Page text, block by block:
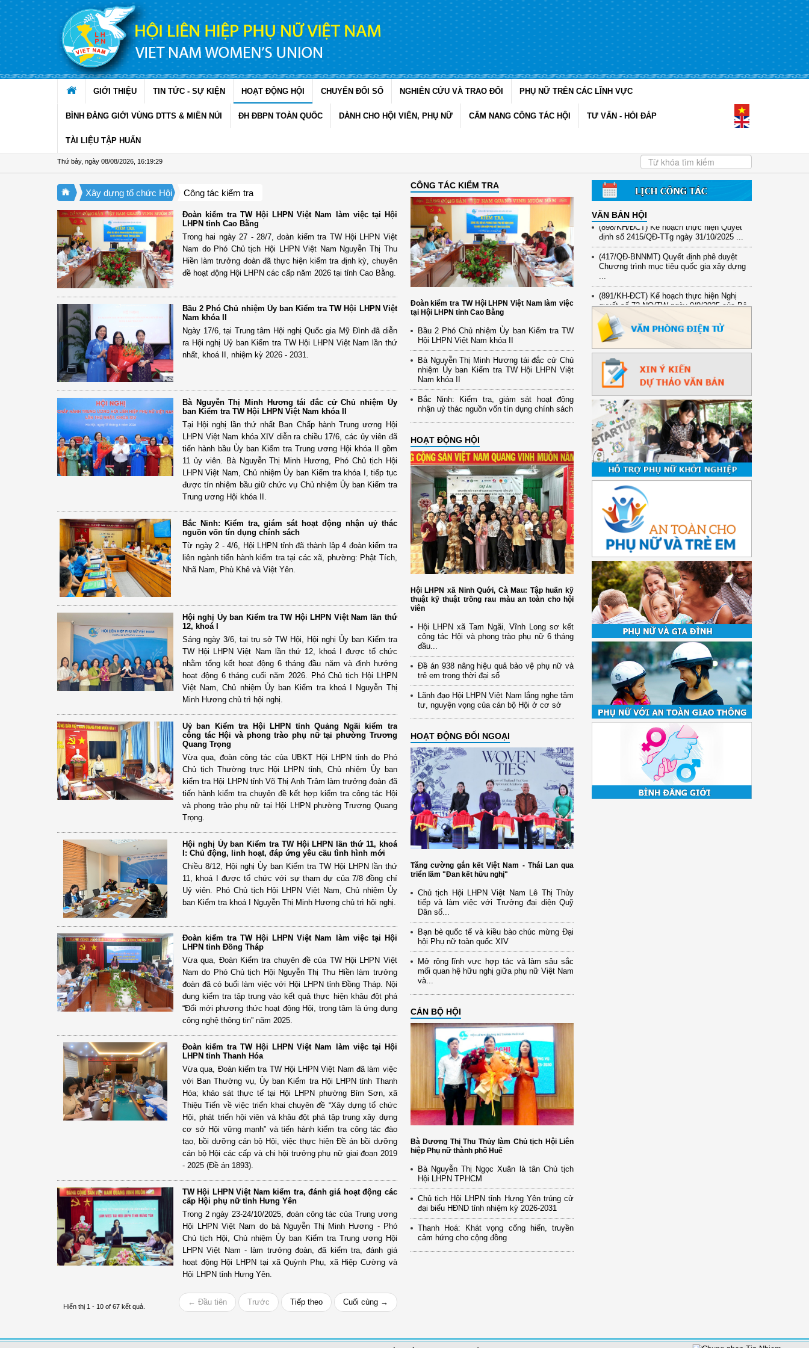
Truy cập nội dung luôn
GIỚI THIỆU TIN TỨC - SỰ KIỆN HOẠT ĐỘNG HỘI CHUYỂN ĐỔI SỐ NGHIÊN CỨU VÀ TRAO ĐỔI PHỤ NỮ TRÊN CÁC LĨNH VỰC
BÌNH ĐẲNG GIỚI VÙNG DTTS & MIỀN NÚI ĐH ĐBPN TOÀN QUỐC DÀNH CHO HỘI VIÊN, PHỤ NỮ CẨM NANG CÔNG TÁC HỘI TƯ VẤN - HỎI ĐÁP
TÀI LIỆU TẬP HUẤN
Thứ bảy, ngày 08/08/2026 16:19:30
Xây dựng tổ chức Hội Công tác kiểm tra
Đoàn kiểm tra TW Hội LHPN Việt Nam làm việc tại Hội
LHPN tỉnh Cao Bằng
Trong hai ngày 27 - 28/7, đoàn kiểm tra TW Hội LHPN Việt
Nam do Phó Chủ tịch Hội LHPN Việt Nam Nguyễn Thị Thu
Hiền làm trưởng đoàn đã thực hiện kiểm tra định kỳ, chuyên
đề hoạt động Hội LHPN các cấp năm 2026 tại tỉnh Cao Bằng.
Bầu 2 Phó Chủ nhiệm Ủy ban Kiểm tra TW Hội LHPN Việt
Nam khóa II
Ngày 17/6, tại Trung tâm Hội nghị Quốc gia Mỹ Đình đã diễn
ra Hội nghị Uỷ ban Kiểm tra TW Hội LHPN Việt Nam lần thứ
nhất, khoá II, nhiệm kỳ 2026 - 2031.
Bà Nguyễn Thị Minh Hương tái đắc cử Chủ nhiệm Ủy
ban Kiểm tra TW Hội LHPN Việt Nam khóa II
Tại Hội nghị lần thứ nhất Ban Chấp hành Trung ương Hội
LHPN Việt Nam khóa XIV diễn ra chiều 17/6, các ủy viên đã
tiến hành bầu Ủy ban Kiểm tra Trung ương Hội khóa II gồm
11 ủy viên. Bà Nguyễn Thị Minh Hương, Phó Chủ tịch Hội
LHPN Việt Nam, Chủ nhiệm Ủy ban Kiểm tra khóa I, tiếp tục
được tín nhiệm bầu giữ chức vụ Chủ nhiệm Ủy ban Kiểm tra
Trung ương Hội khóa II.
Bắc Ninh: Kiểm tra, giám sát hoạt động nhận uỷ thác
nguồn vốn tín dụng chính sách
Từ ngày 2 - 4/6, Hội LHPN tỉnh đã thành lập 4 đoàn kiểm tra
liên ngành tiến hành kiểm tra tại các xã, phường: Phật Tích,
Nhã Nam, Phù Khê và Việt Yên.
Hội nghị Ủy ban Kiểm tra TW Hội LHPN Việt Nam lần thứ
12, khoá I
Sáng ngày 3/6, tại trụ sở TW Hội, Hội nghị Ủy ban Kiểm tra
TW Hội LHPN Việt Nam lần thứ 12, khoá I được tổ chức
nhằm tổng kết hoạt động 6 tháng đầu năm và định hướng
hoạt động 6 tháng cuối năm 2026. Phó Chủ tịch Hội LHPN
Việt Nam, Chủ nhiệm Ủy ban Kiểm tra khoá I Nguyễn Thị
Minh Hương chủ trì hội nghị.
Uỷ ban Kiểm tra Hội LHPN tỉnh Quảng Ngãi kiểm tra
công tác Hội và phong trào phụ nữ tại phường Trương
Quang Trọng
Vừa qua, đoàn công tác của UBKT Hội LHPN tỉnh do Phó
Chủ tịch Thường trực Hội LHPN tỉnh, Chủ nhiệm Ủy ban
kiểm tra Hội LHPN tỉnh Võ Thị Anh Trâm làm trưởng đoàn đã
tiến hành kiểm tra chuyên đề kết hợp kiểm tra công tác Hội
và phong trào phụ nữ tại Hội LHPN phường Trương Quang
Trọng.
Hội nghị Ủy ban Kiểm tra TW Hội LHPN lần thứ 11, khoá
I: Chủ động, linh hoạt, đáp ứng yêu cầu tình hình mới
Chiều 8/12, Hội nghị Ủy ban Kiểm tra TW Hội LHPN lần thứ
11, khoá I được tổ chức với sự tham dự của 7/8 đồng chí
Uỷ viên. Phó Chủ tịch Hội LHPN Việt Nam, Chủ nhiệm Ủy
ban Kiểm tra khoá I Nguyễn Thị Minh Hương chủ trì hội nghị.
Đoàn kiểm tra TW Hội LHPN Việt Nam làm việc tại Hội
LHPN tỉnh Đồng Tháp
Vừa qua, Đoàn Kiểm tra chuyên đề của TW Hội LHPN Việt
Nam do Phó Chủ tịch Hội Nguyễn Thị Thu Hiền làm trưởng
đoàn đã có buổi làm việc với Hội LHPN tỉnh Đồng Tháp. Nội
dung kiểm tra tập trung vào kết quả thực hiện khâu đột phá
“Đổi mới phương thức hoạt động Hội, trọng tâm là ứng dụng
công nghệ thông tin” năm 2025.
Đoàn kiểm tra TW Hội LHPN Việt Nam làm việc tại Hội
LHPN tỉnh Thanh Hóa
Vừa qua, Đoàn kiểm tra TW Hội LHPN Việt Nam đã làm việc
với Ban Thường vụ, Ủy ban Kiểm tra Hội LHPN tỉnh Thanh
Hóa; khảo sát thực tế tại Hội LHPN phường Bỉm Sơn, xã
Thiệu Tiến về việc triển khai chuyên đề “Xây dựng tổ chức
Hội, phát triển hội viên và khâu đột phá tập trung xây dựng
cơ sở Hội vững mạnh” và tiến hành kiểm tra công tác đào
tạo, bồi dưỡng cán bộ Hội, việc thực hiện Đề án bồi dưỡng
cán bộ Hội các cấp và chi hội trưởng phụ nữ giai đoạn 2019
- 2025 (Đề án 1893).
TW Hội LHPN Việt Nam kiểm tra, đánh giá hoạt động các
cấp Hội phụ nữ tỉnh Hưng Yên
Trong 2 ngày 23-24/10/2025, đoàn công tác của Trung ương
Hội LHPN Việt Nam do bà Nguyễn Thị Minh Hương - Phó
Chủ tịch Hội, Chủ nhiệm Ủy ban Kiểm tra Trung ương Hội
LHPN Việt Nam - làm trưởng đoàn, đã kiểm tra, đánh giá
hoạt động Hội LHPN tại xã Quỳnh Phụ, xã Hiệp Cường và
Hội LHPN tỉnh Hưng Yên.
Hiển thị 1 - 10 of 67 kết quả. ← Đầu tiên Trước Tiếp theo Cuối cùng →
CÔNG TÁC KIỂM TRA
Đoàn kiểm tra TW Hội LHPN Việt Nam làm việc
tại Hội LHPN tỉnh Cao Bằng
Bầu 2 Phó Chủ nhiệm Ủy ban Kiểm tra TW
Hội LHPN Việt Nam khóa II
Bà Nguyễn Thị Minh Hương tái đắc cử Chủ
nhiệm Ủy ban Kiểm tra TW Hội LHPN Việt
Nam khóa II
Bắc Ninh: Kiểm tra, giám sát hoạt động
nhận uỷ thác nguồn vốn tín dụng chính sách
HOẠT ĐỘNG HỘI
Hội LHPN xã Ninh Quới, Cà Mau: Tập huấn kỹ
thuật kỹ thuật trồng rau màu an toàn cho hội
viên
Hội LHPN xã Tam Ngãi, Vĩnh Long sơ kết
công tác Hội và phong trào phụ nữ 6 tháng
đầu...
Đề án 938 nâng hiệu quả bảo vệ phụ nữ và
trẻ em trong thời đại số
Lãnh đạo Hội LHPN Việt Nam lắng nghe tâm
tư, nguyện vọng của cán bộ Hội ở cơ sở
HOẠT ĐỘNG ĐỐI NGOẠI
Tăng cường gắn kết Việt Nam - Thái Lan qua
triển lãm "Đan kết hữu nghị"
Chủ tịch Hội LHPN Việt Nam Lê Thị Thủy
tiếp và làm việc với Trưởng đại diện Quỹ
Dân số...
Bạn bè quốc tế và kiều bào chúc mừng Đại
hội Phụ nữ toàn quốc XIV
Mở rộng lĩnh vực hợp tác và làm sâu sắc
mối quan hệ hữu nghị giữa phụ nữ Việt Nam
và...
CÁN BỘ HỘI
Bà Dương Thị Thu Thủy làm Chủ tịch Hội Liên
hiệp Phụ nữ thành phố Huế
Bà Nguyễn Thị Ngọc Xuân là tân Chủ tịch
Hội LHPN TPHCM
Chủ tịch Hội LHPN tỉnh Hưng Yên trúng cử
đại biểu HĐND tỉnh nhiệm kỳ 2026-2031
Thanh Hoá: Khát vọng cống hiến, truyền
cảm hứng cho cộng đồng
VĂN BẢN HỘI
(12/TB-HĐKH) V/v đăng ký, đề xuất nhiệm
vụ Khoa học, công nghệ và đổi mới ...
(898/KH/ĐCT) Kế hoạch thực hiện Quyết
định số 2415/QĐ-TTg ngày 31/10/2025 ...
(417/QĐ-BNNMT) Quyết định phê duyệt
Chương trình mục tiêu quốc gia xây dựng
...
(891/KH-ĐCT) Kế hoạch thực hiện Nghị
quyết số 72-NQ/TW ngày 9/9/2025 của Bộ
...
(2415/QĐ-TTg) Quyết định về việc phê
duyệt Đề án Hỗ trợ Phụ nữ khởi nghiệp ...